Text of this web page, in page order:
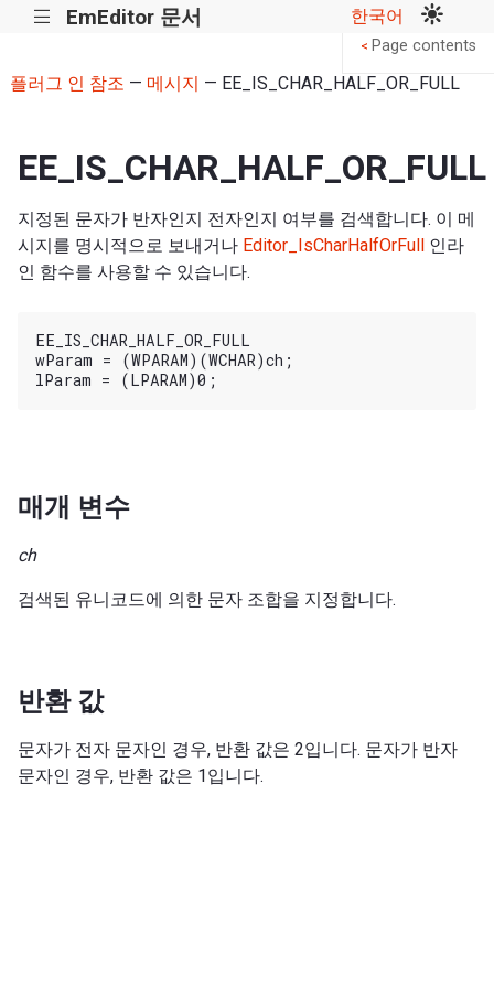
||| EmEditor 문서 한국어
플러그 인 참조 — 메시지 — EE_IS_CHAR_HALF_OR_FULL
EE_IS_CHAR_HALF_OR_FULL
지정된 문자가 반자인지 전자인지 여부를 검색합니다. 이 메
시지를 명시적으로 보내거나 Editor_IsCharHalfOrFull 인라
인 함수를 사용할 수 있습니다.
EE_IS_CHAR_HALF_OR_FULL
wParam = (WPARAM)(WCHAR)ch;
매개 변수
ch
검색된 유니코드에 의한 문자 조합을 지정합니다.
반환 값
문자가 전자 문자인 경우, 반환 값은 2입니다. 문자가 반자
문자인 경우, 반환 값은 1입니다.
< Page contents